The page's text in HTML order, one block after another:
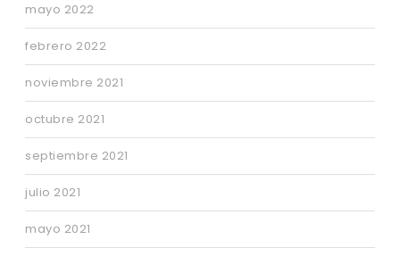
mayo 2022
febrero 2022
noviembre 2021
octubre 2021
septiembre 2021
julio 2021
mayo 2021